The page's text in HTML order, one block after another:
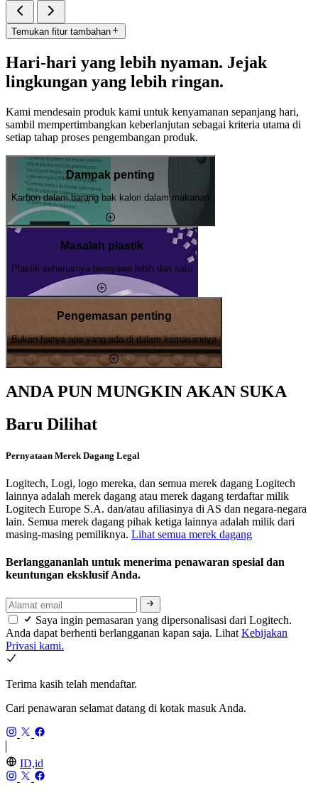
Temukan fitur tambahan
Hari-hari yang lebih nyaman. Jejak
lingkungan yang lebih ringan.
Kami mendesain produk kami untuk kenyamanan sepanjang hari,
sambil mempertimbangkan keberlanjutan sebagai kriteria utama di
setiap tahap proses pengembangan produk.
Dampak penting
Karbon dalam barang bak kalori dalam makanan
Masalah plastik
Plastik seharusnya bernyawa lebih dari satu
Pengemasan penting
Bukan hanya apa yang ada di dalam kemasannya
ANDA PUN MUNGKIN AKAN SUKA
Baru Dilihat
Pernyataan Merek Dagang Legal
Logitech, Logi, logo mereka, dan semua merek dagang Logitech
lainnya adalah merek dagang atau merek dagang terdaftar milik
Logitech Europe S.A. dan/atau afiliasinya di AS dan negara-negara
lain. Semua merek dagang pihak ketiga lainnya adalah milik dari
masing-masing pemiliknya. Lihat semua merek dagang
Berlanggananlah untuk menerima penawaran spesial dan
keuntungan eksklusif Anda.
Saya ingin pemasaran yang dipersonalisasi dari Logitech.
Anda dapat berhenti berlangganan kapan saja. Lihat Kebijakan
Privasi kami.
Terima kasih telah mendaftar.
Cari penawaran selamat datang di kotak masuk Anda.
ID,id